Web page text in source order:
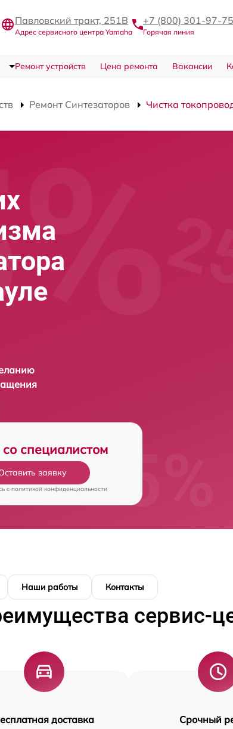
Павловский тракт, 251В
Адрес сервисного центра Yamaha
+7 (800) 301-97-75
Горячая линия
Ремонт устройств Цена ремонта Вакансии
Ремонт Синтезаторов Чистка
специалистом
заявку
c политикой конфиденциальности
Наши работы Контакты
сервис-
доставка Срочный